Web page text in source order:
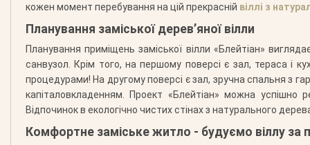
кожен момент перебування на цій прекрасній віллі з
Планування заміської дерев’яної вілли
Планування приміщень заміської вілли «Блейтіан»
санвузол. Крім того, на першому поверсі є зал, тераса і
процедурами! На другому поверсі є зал, зручна спальня з
капіталовкладенням. Проект «Блейтіан» можна успішно
Відпочинок в екологічно чистих стінах з натурального
Комфортне заміське житло - будуємо віллу за